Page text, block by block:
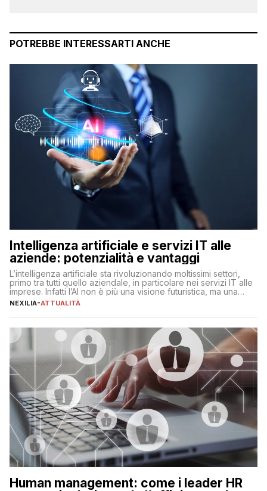
POTREBBE INTERESSARTI ANCHE
Intelligenza artificiale e servizi IT alle
aziende: potenzialità e vantaggi
L’intelligenza artificiale sta rivoluzionando moltissimi settori,
primo tra tutti quello aziendale, in particolare nei servizi IT alle
imprese. Infatti l’AI non è più una visione futuristica, ma una
realtà operativa che sta portando a un cambio significativo in
operazioni, bensì comporta […]
NEXILIA-ATTUALITÀ
Human management: come i leader HR